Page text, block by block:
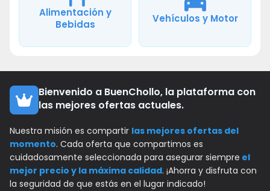
Alimentación y
Bebidas
Vehículos y Motor
Bienvenido a BuenChollo, la plataforma con
las mejores ofertas actuales.
Nuestra misión es compartir las mejores ofertas del
momento. Cada oferta que compartimos es
cuidadosamente seleccionada para asegurar siempre el
mejor precio y la máxima calidad. ¡Ahorra y disfruta con
la seguridad de que estás en el lugar indicado!